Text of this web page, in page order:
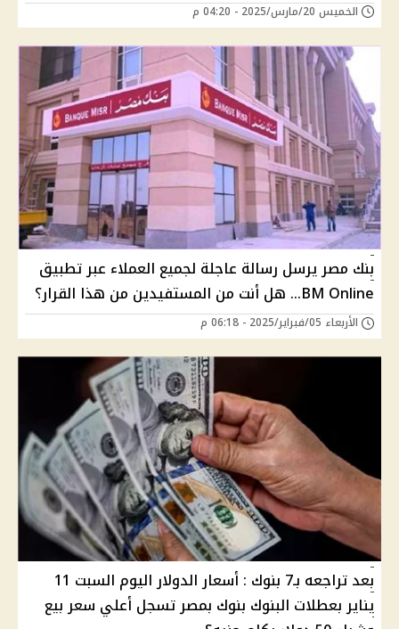
الخميس 20/مارس/2025 - 04:20 م
بنك مصر يرسل رسالة عاجلة لجميع العملاء عبر تطبيق
BM Online... هل أنت من المستفيدين من هذا القرار؟
الأربعاء 05/فبراير/2025 - 06:18 م
بعد تراجعه بـ7 بنوك : أسعار الدولار اليوم السبت 11
يناير بعطلات البنوك بنوك بمصر تسجل أعلي سعر بيع